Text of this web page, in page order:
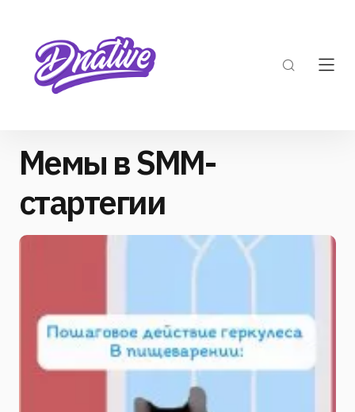
Мемы в SMM-
стартегии